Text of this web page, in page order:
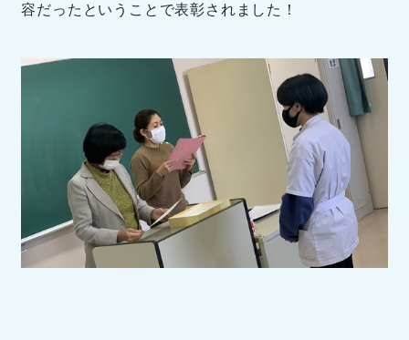
容だったということで表彰されました！